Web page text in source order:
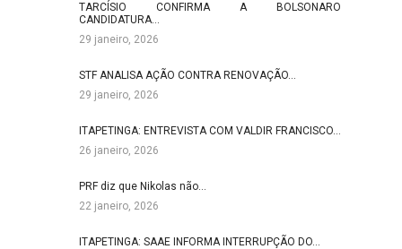
TARCÍSIO CONFIRMA A BOLSONARO
CANDIDATURA…
29 janeiro, 2026
STF ANALISA AÇÃO CONTRA RENOVAÇÃO…
29 janeiro, 2026
ITAPETINGA: ENTREVISTA COM VALDIR FRANCISCO…
26 janeiro, 2026
PRF diz que Nikolas não…
22 janeiro, 2026
ITAPETINGA: SAAE INFORMA INTERRUPÇÃO DO…